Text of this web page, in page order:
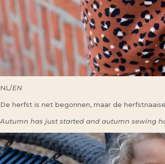
NL/EN
De herfst is net begonnen, maar de
Autumn has just started and autumn sewing